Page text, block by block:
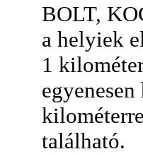
BOLT,
a helyiek
1
található.